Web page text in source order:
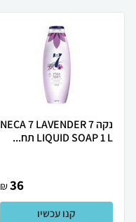
נקה 7 NECA 7 LAVENDER
LIQUID SOAP 1 L תח...
36
₪
קנו עכשיו